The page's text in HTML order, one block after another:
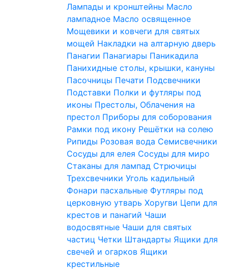
Лампады и кронштейны Масло
лампадное Масло освященное
Мощевики и ковчеги для святых
мощей Накладки на алтарную дверь
Панагии Панагиары Паникадила
Панихидные столы, крышки, кануны
Пасочницы Печати Подсвечники
Подставки Полки и футляры под
иконы Престолы, Облачения на
престол Приборы для соборования
Рамки под икону Решётки на солею
Рипиды Розовая вода Семисвечники
Сосуды для елея Сосуды для миро
Стаканы для лампад Стрючицы
Трехсвечники Уголь кадильный
Фонари пасхальные Футляры под
церковную утварь Хоругви Цепи для
крестов и панагий Чаши
водосвятные Чаши для святых
частиц Четки Штандарты Ящики для
свечей и огарков Ящики
крестильные